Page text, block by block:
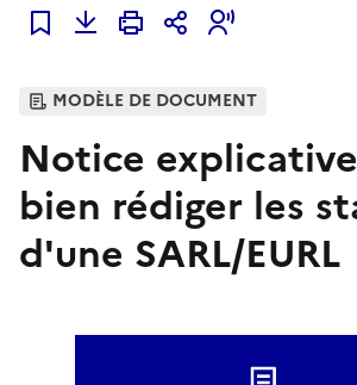
Ajouter à mes favoris
MODÈLE DE DOCUMENT
Notice
bien rédiger les
d'une SARL/EURL